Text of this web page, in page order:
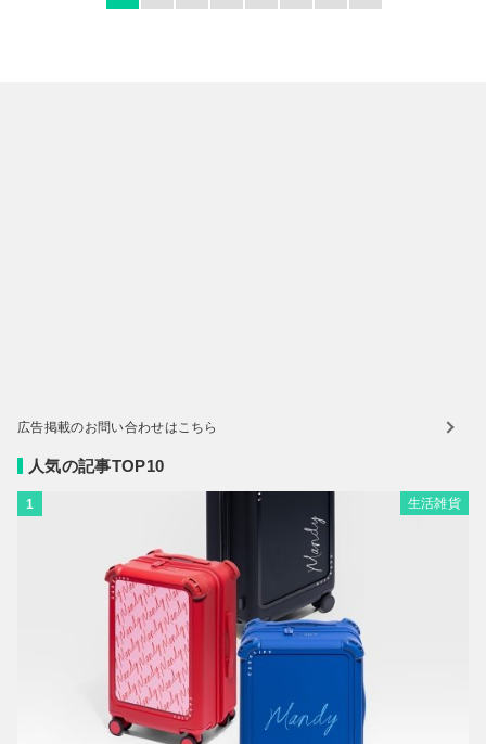
広告掲載のお問い合わせはこちら
人気の記事TOP10
1 生活雑貨